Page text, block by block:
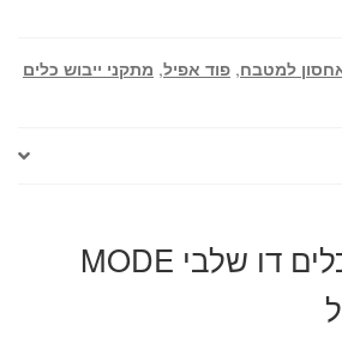
למטבח, פוד אפיל, מתקני ייבוש כלים
מתקן לייבוש כלים דו שלבי MODE